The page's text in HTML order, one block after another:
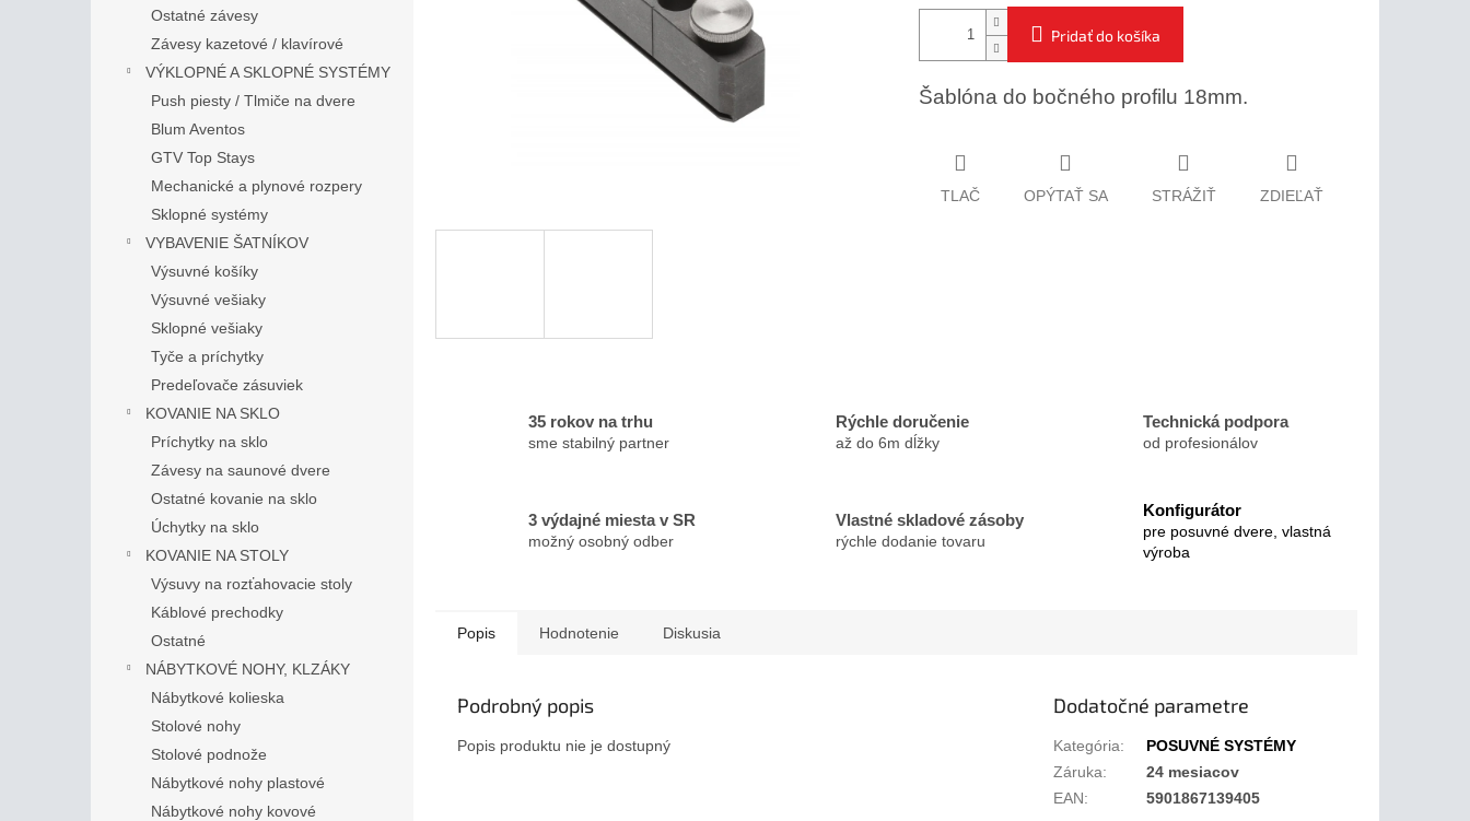
Ostatné závesy
Závesy kazetové / klavírové
VÝKLOPNÉ A SKLOPNÉ SYSTÉMY
Push piesty / Tlmiče na dvere
Blum Aventos
GTV Top Stays
Mechanické a plynové rozpery
Sklopné systémy
VYBAVENIE ŠATNÍKOV
Výsuvné košíky
Výsuvné vešiaky
Sklopné vešiaky
Tyče a príchytky
Predeľovače zásuviek
KOVANIE NA SKLO
Príchytky na sklo
Závesy na saunové dvere
Ostatné kovanie na sklo
Úchytky na sklo
KOVANIE NA STOLY
Výsuvy na rozťahovacie stoly
Káblové prechodky
Ostatné
NÁBYTKOVÉ NOHY, KLZÁKY
Nábytkové kolieska
Stolové nohy
Stolové podnože
Nábytkové nohy plastové
Nábytkové nohy kovové
Pridať do košíka
Šablóna do bočného profilu 18mm.
TLAČ OPÝTAŤ SA STRÁŽIŤ ZDIEĽAŤ
35 rokov na trhu
sme stabilný partner
Rýchle doručenie
až do 6m dĺžky
Technická podpora
od profesionálov
3 výdajné miesta v SR
možný osobný odber
Vlastné skladové zásoby
rýchle dodanie tovaru
Konfigurátor
pre posuvné dvere, vlastná
výroba
Popis Hodnotenie Diskusia
Podrobný popis
Popis produktu nie je dostupný
Dodatočné parametre
Kategória:
POSUVNÉ SYSTÉMY
Záruka:
24 mesiacov
EAN: 5901867139405